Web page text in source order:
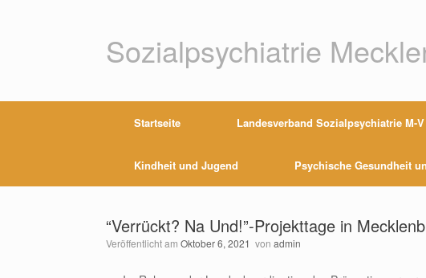
Sozialpsychiatrie
Startseite Landesverband Sozialpsychiatrie M-V
Kindheit und Jugend Psychische Gesundheit
“Verrückt? Na Und!”-Projekttage in
Veröffentlicht am Oktober 6, 2021 von admin